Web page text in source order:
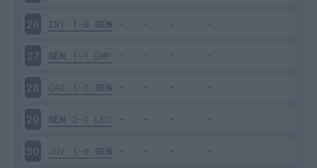
26 INT 1-0 GEN
27 GEN 1-1 EMP
28 CAG 1-1 GEN
29 GEN 2-1 LEC
30 JUV 1-0 GEN